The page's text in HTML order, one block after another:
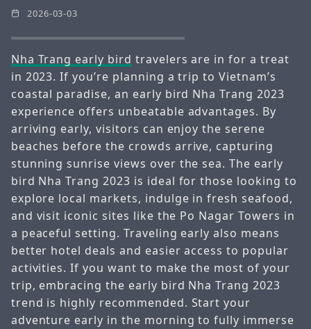
2026-03-03
Nha Trang early bird travelers are in for a treat
in 2023. If you’re planning a trip to Vietnam’s
coastal paradise, an early bird Nha Trang 2023
experience offers unbeatable advantages. By
arriving early, visitors can enjoy the serene
beaches before the crowds arrive, capturing
stunning sunrise views over the sea. The early
bird Nha Trang 2023 is ideal for those looking to
explore local markets, indulge in fresh seafood,
and visit iconic sites like the Po Nagar Towers in
a peaceful setting. Traveling early also means
better hotel deals and easier access to popular
activities. If you want to make the most of your
trip, embracing the early bird Nha Trang 2023
trend is highly recommended. Start your
adventure early in the morning to fully immerse